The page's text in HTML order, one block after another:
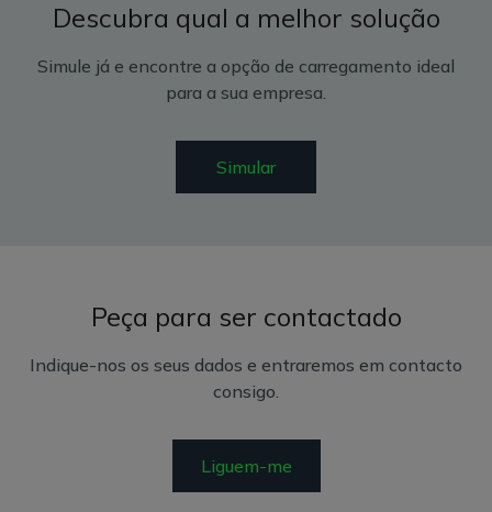
Descubra qual a melhor solução
Simule já e encontre a opção de carregamento ideal
para a sua empresa.
Simular
Peça para ser contactado
Indique-nos os seus dados e entraremos em contacto
consigo.
Liguem-me